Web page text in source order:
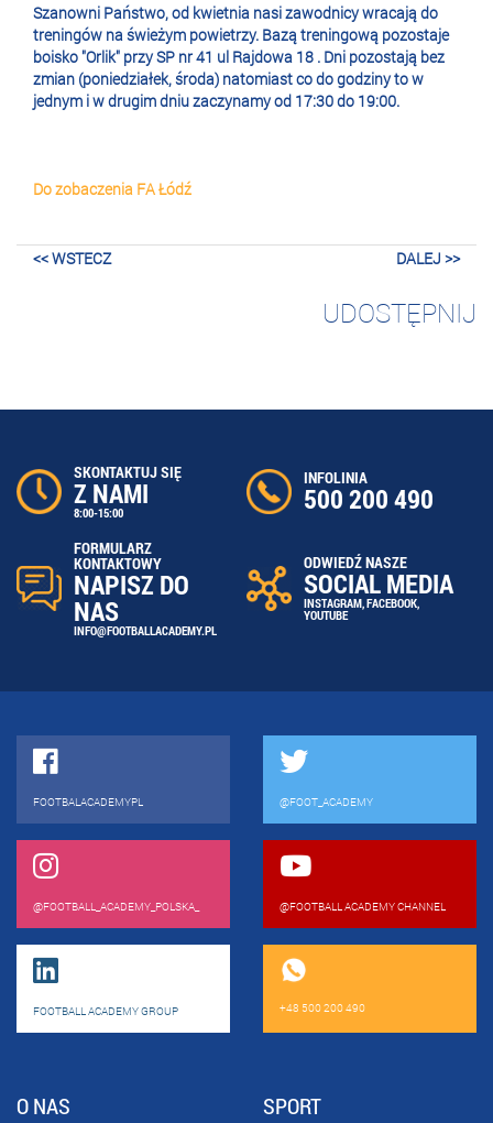
Szanowni Państwo, od kwietnia nasi zawodnicy wracają do
treningów na świeżym powietrzy. Bazą treningową pozostaje
boisko "Orlik" przy SP nr 41 ul Rajdowa 18 . Dni pozostają bez
zmian (poniedziałek, środa) natomiast co do godziny to w
jednym i w drugim dniu zaczynamy od 17:30 do 19:00.
Do zobaczenia FA Łódź
<< WSTECZ DALEJ >>
UDOSTĘPNIJ
SKONTAKTUJ SIĘ
Z NAMI
8:00-15:00
INFOLINIA
500 200 490
FORMULARZ
KONTAKTOWY
NAPISZ DO
NAS
INFO@FOOTBALLACADEMY.PL
ODWIEDŹ NASZE
SOCIAL MEDIA
INSTAGRAM,FACEBOOK,
YOUTUBE
FOOTBALACADEMYPL @FOOT_ACADEMY
@FOOTBALL_ACADEMY_POLSKA_ @FOOTBALL ACADEMY CHANNEL
FOOTBALL ACADEMY GROUP +48 500 200 490
O NAS SPORT